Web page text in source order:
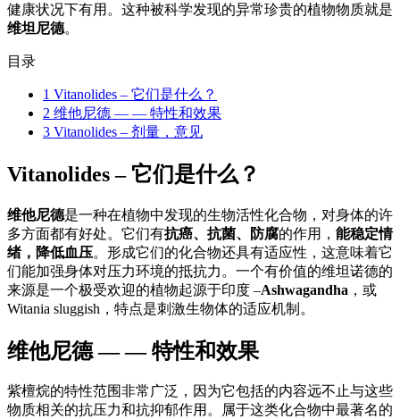
健康状况下有用。这种被科学发现的异常珍贵的植物物质就是
维坦尼德。
目录
1 Vitanolides – 它们是什么？
2 维他尼德 — — 特性和效果
3 Vitanolides – 剂量，意见
Vitanolides – 它们是什么？
维他尼德是一种在植物中发现的生物活性化合物，对身体的许
多方面都有好处。它们有抗癌、抗菌、防腐的作用， 能稳定情
绪，降低血压。形成它们的化合物还具有适应性，这意味着它
们能加强身体对压力环境的抵抗力。一个有价值的维坦诺德的
来源是一个极受欢迎的植物起源于印度 –Ashwagandha ，或
Witania sluggish，特点是刺激生物体的适应机制。
维他尼德 — — 特性和效果
紫檀烷的特性范围非常广泛，因为它包括的内容远不止与这些
物质相关的抗压力和抗抑郁作用。属于这类化合物中最著名的